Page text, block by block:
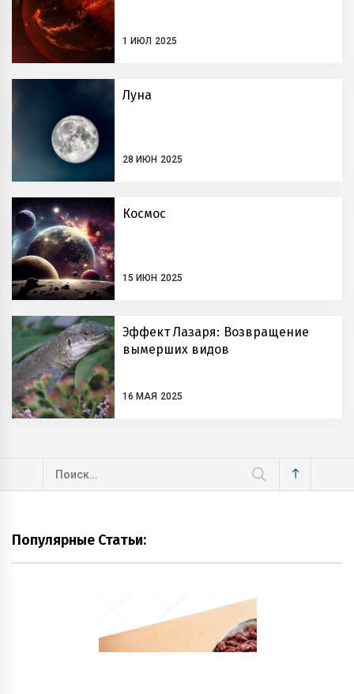
1 ИЮЛ 2025
Луна
28 ИЮН 2025
Космос
15 ИЮН 2025
Эффект Лазаря: Возвращение
вымерших видов
16 МАЯ 2025
Найти:
Популярные Статьи: